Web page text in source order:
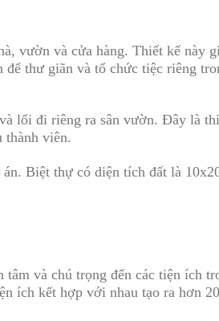
vườn và cửa hàng. Thiết kế này
thư giãn và tổ chức tiệc riêng
lối đi riêng ra sân vườn. Đây là
thành viên.
Biệt thự có diện tích đất là
tâm và chú trọng đến các tiện ích
ích kết hợp với nhau tạo ra hơn